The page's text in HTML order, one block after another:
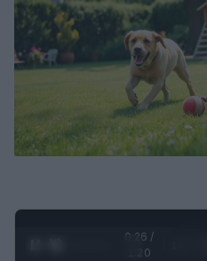
0:27 /
1:20